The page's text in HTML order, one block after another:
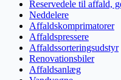
Reservedele til affald,
Neddelere
Affaldskomprimatorer
Affaldspressere
Affaldssorteringsudstyr
Renovationsbiler
Affaldsanlæg